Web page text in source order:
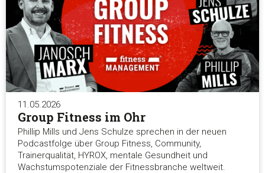
11.05.2026
Group Fitness im Ohr
Phillip Mills und Jens Schulze sprechen in der neuen
Podcastfolge über Group Fitness, Community,
Trainerqualität, HYROX, mentale Gesundheit und
Wachstumspotenziale der Fitnessbranche weltweit.